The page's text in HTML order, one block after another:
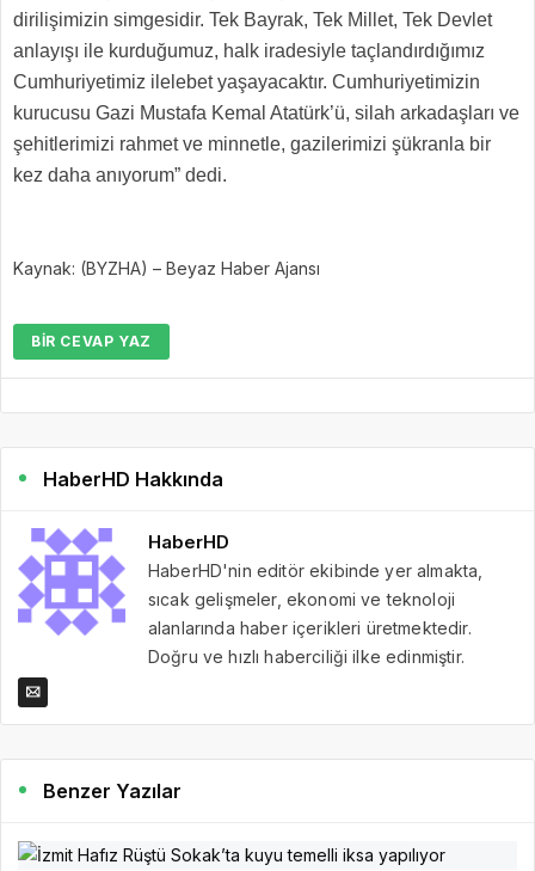
dirilişimizin simgesidir. Tek Bayrak, Tek Millet, Tek Devlet
anlayışı ile kurduğumuz, halk iradesiyle taçlandırdığımız
Cumhuriyetimiz ilelebet yaşayacaktır. Cumhuriyetimizin
kurucusu Gazi Mustafa Kemal Atatürk’ü, silah arkadaşları ve
şehitlerimizi rahmet ve minnetle, gazilerimizi şükranla bir
kez daha anıyorum” dedi.
Kaynak: (BYZHA) – Beyaz Haber Ajansı
BIR CEVAP YAZ
HaberHD Hakkında
HaberHD
HaberHD'nin editör ekibinde yer almakta,
sıcak gelişmeler, ekonomi ve teknoloji
alanlarında haber içerikleri üretmektedir.
Doğru ve hızlı haberciliği ilke edinmiştir.
Benzer Yazılar